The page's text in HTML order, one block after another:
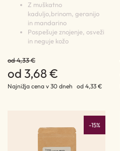
Z muškatno
kaduljo,brinom, geranijo
in mandarino
Pospešuje znojenje, osveži
in neguje kožo
od 4,33 €
od 3,68 €
Najnižja cena v 30 dneh od 4,33 €
-15%